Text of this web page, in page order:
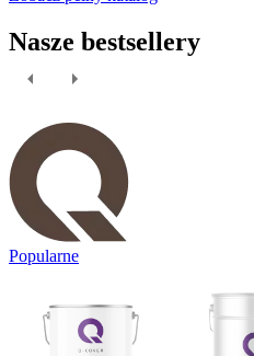
Nasze bestsellery
Popularne